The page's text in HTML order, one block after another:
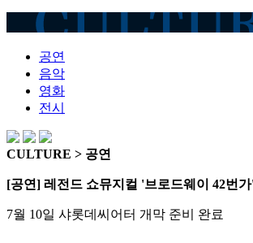
공연
음악
영화
전시
CULTURE > 공연
[공연] 레전드 쇼뮤지컬 '브로드웨이 42번
7월 10일 샤롯데씨어터 개막 준비 완료